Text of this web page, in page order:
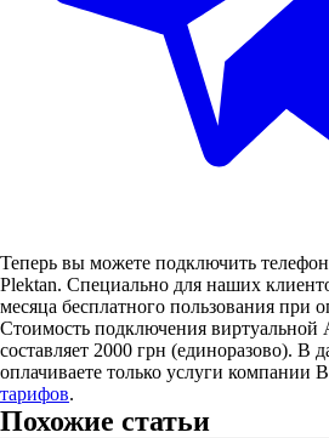
Теперь вы можете подключить
Plektan. Специально для наших
месяца бесплатного пользования при
Стоимость подключения виртуальной
составляет 2000 грн (единоразово). В
оплачиваете только услуги компании
тарифов.
Похожие статьи